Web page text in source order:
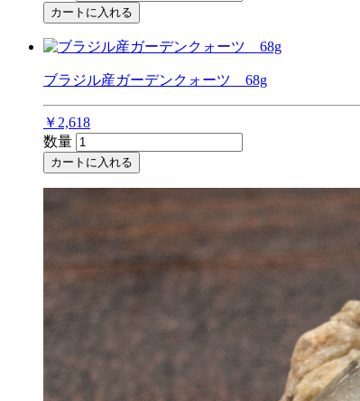
カートに入れる
ブラジル産ガーデンクォーツ 68g
￥2,618
数量
カートに入れる